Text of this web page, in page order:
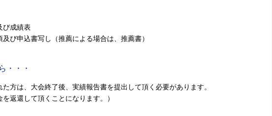
び成績表
び申込書写し（推薦による場合は、推薦書）
・・・
方は、大会終了後、実績報告書を提出して頂く必要があります。
返還して頂くことになります。）